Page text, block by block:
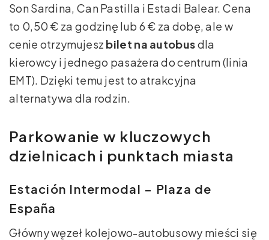
Son Sardina, Can Pastilla i Estadi Balear. Cena
to 0,50 € za godzinę lub 6 € za dobę, ale w
cenie otrzymujesz bilet na autobusdla
kierowcy i jednego pasażera do centrum (linia
EMT). Dzięki temu jest to atrakcyjna
alternatywa dla rodzin.
Parkowanie w kluczowych
dzielnicach i punktach miasta
Estación Intermodal – Plaza de
España
Główny węzeł kolejowo-autobusowy mieści się